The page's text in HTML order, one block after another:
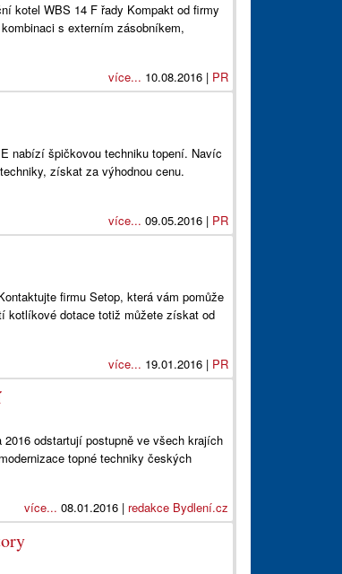
kotel WBS 14 F řady Kompakt od firmy
s externím zásobníkem,
více... 10.08.2016 | PR
nabízí špičkovou techniku topení. Navíc
získat za výhodnou cenu.
více... 09.05.2016 | PR
firmu Setop, která vám pomůže
kotlíkové dotace totiž můžete získat od
více... 19.01.2016 | PR
odstartují postupně ve všech krajích
topné techniky českých
více... 08.01.2016 | redakce Bydlení.cz